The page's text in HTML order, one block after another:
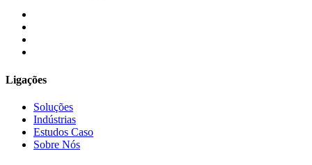
Ligações
Soluções
Indústrias
Estudos Caso
Sobre Nós